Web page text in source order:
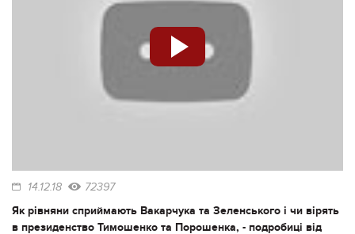
14.12.18 72397
Як рівняни сприймають Вакарчука та Зеленського і чи вірять
в президенство Тимошенко та Порошенка, - подробиці від